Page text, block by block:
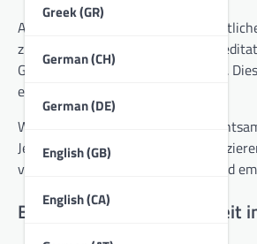
Greek (GR)
German (CH)
German (DE)
English (GB)
English (CA)
Achtsamkeitspraktiken sind
zu kultivieren. Sie umfassen oft
Gefühle ohne Urteil zu beobachten.
entwickeln.
Wesentliche Komponenten von
Jetzt konzentrieren, können
verbesserten mentalen Klarheit und
Bedeutung von Achtsamkeit